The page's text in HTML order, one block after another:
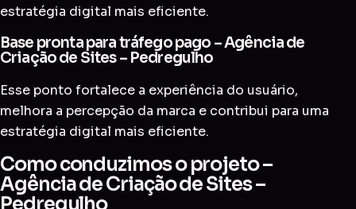
estratégia digital mais eficiente.
Base pronta para tráfego pago – Agência de
Criação de Sites – Pedregulho
Esse ponto fortalece a experiência do usuário,
melhora a percepção da marca e contribui para uma
estratégia digital mais eficiente.
Como conduzimos o projeto –
Agência de Criação de Sites –
Pedregulho